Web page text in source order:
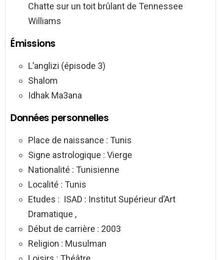
Chatte sur un toit brûlant de Tennessee
Williams
Émissions
L’anglizi (épisode 3)
Shalom
Idhak Ma3ana
Données personnelles
Place de naissance : Tunis
Signe astrologique : Vierge
Nationalité : Tunisienne
Localité : Tunis
Etudes : ISAD : Institut Supérieur d’Art
Dramatique ,
Début de carrière : 2003
Religion : Musulman